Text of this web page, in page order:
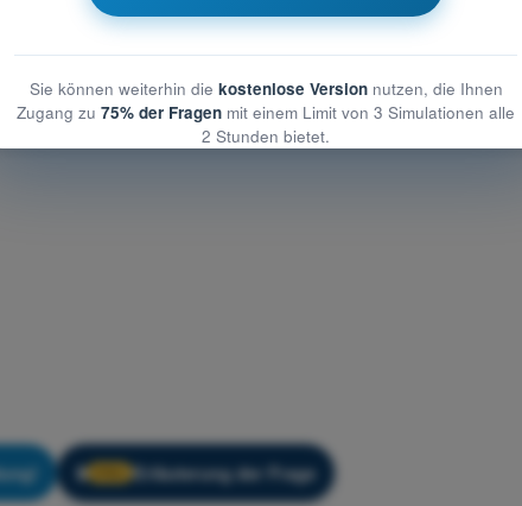
PDF-Prüfung Drohnenführerschein A1/A3 - Flugsicherheit
🔒 Erläuterung der Frage
Sie können weiterhin die kostenlose Versionnutzen, die Ihnen
Zugang zu 75% der Fragen mit einem Limit von 3 Simulationen alle
2 Stunden bietet.